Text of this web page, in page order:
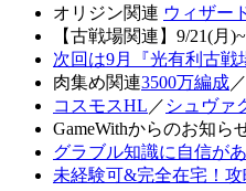
オリジン関連 ウィザー
【古戦場関連】9/21(月)~
次回は9月『光有利古戦
肉集め関連3500万編成／
コスモスHL ／ シュヴァ
GameWithからのお知ら
グラブル知識に自信が
未経験可&完全在宅！攻